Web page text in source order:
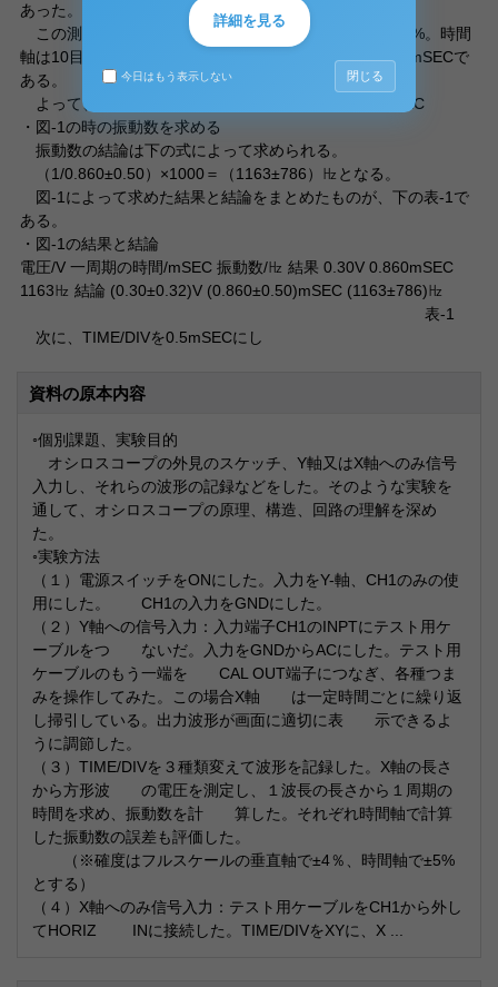
あった。
この測定値は時間軸なので、誤差はフルスケールで±5%。時間
軸は10目盛分あるので、誤差は、10×（5/100）＝±0.50mSECで
ある。
よって、一周期の時間の結論は、（0.860±0.50）mSEC
・図-1の時の振動数を求める
振動数の結論は下の式によって求められる。
（1/0.860±0.50）×1000＝（1163±786）㎐となる。
図-1によって求めた結果と結論をまとめたものが、下の表-1で
ある。
・図-1の結果と結論
電圧/V 一周期の時間/mSEC 振動数/㎐ 結果 0.30V 0.860mSEC
1163㎐ 結論 (0.30±0.32)V (0.860±0.50)mSEC (1163±786)㎐
表-1
次に、TIME/DIVを0.5mSECにし
資料の原本内容
◦個別課題、実験目的
オシロスコープの外見のスケッチ、Y軸又はX軸へのみ信号
入力し、それらの波形の記録などをした。そのような実験を
通して、オシロスコープの原理、構造、回路の理解を深め
た。
◦実験方法
（１）電源スイッチをONにした。入力をY-軸、CH1のみの使
用にした。 CH1の入力をGNDにした。
（２）Y軸への信号入力：入力端子CH1のINPTにテスト用ケ
ーブルをつ ないだ。入力をGNDからACにした。テスト用
ケーブルのもう一端を CAL OUT端子につなぎ、各種つま
みを操作してみた。この場合X軸 は一定時間ごとに繰り返
し掃引している。出力波形が画面に適切に表 示できるよ
うに調節した。
（３）TIME/DIVを３種類変えて波形を記録した。X軸の長さ
から方形波 の電圧を測定し、１波長の長さから１周期の
時間を求め、振動数を計 算した。それぞれ時間軸で計算
した振動数の誤差も評価した。
（※確度はフルスケールの垂直軸で±4％、時間軸で±5%
とする）
（４）X軸へのみ信号入力：テスト用ケーブルをCH1から外し
てHORIZ INに接続した。TIME/DIVをXYに、X ...
詳細を見る
今日はもう表示しない 閉じる